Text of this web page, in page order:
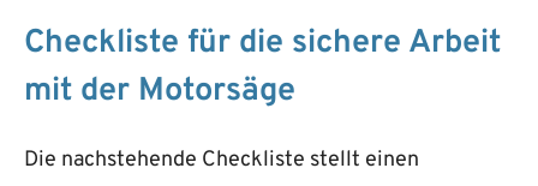
Checkliste für die sichere Arbeit
mit der Motorsäge
Die nachstehende Checkliste stellt einen